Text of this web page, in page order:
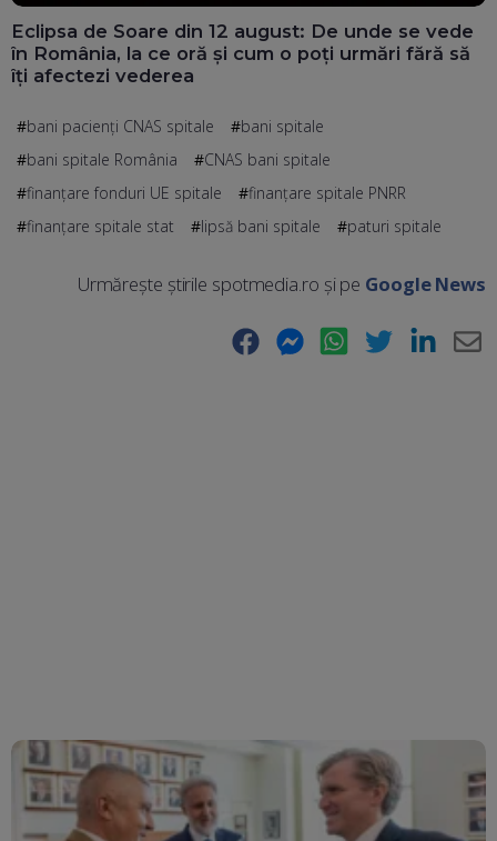
Eclipsa de Soare din 12 august: De unde se vede
în România, la ce oră și cum o poți urmări fără să
îți afectezi vederea
bani pacienți CNAS spitale
bani spitale
bani spitale România
CNAS bani spitale
finanțare fonduri UE spitale
finanțare spitale PNRR
finanțare spitale stat
lipsă bani spitale paturi spitale
Urmărește știrile spotmedia.ro și pe Google News
Facebook Messenger WhatsApp Twitter LinkedIn